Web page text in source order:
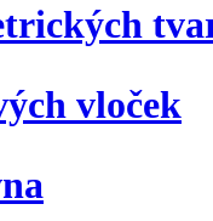
vloček